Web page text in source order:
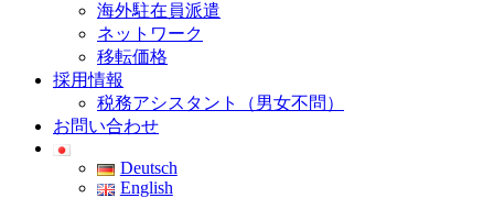
海外駐在員派遣
ネットワーク
移転価格
採用情報
税務アシスタント（男女不問）
お問い合わせ
Deutsch
English